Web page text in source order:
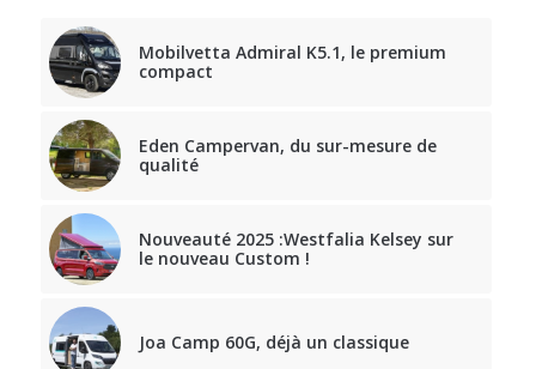
Mobilvetta Admiral K5.1, le premium
compact
Eden Campervan, du sur-mesure de
qualité
Nouveauté 2025 :Westfalia Kelsey sur
le nouveau Custom !
Joa Camp 60G, déjà un classique